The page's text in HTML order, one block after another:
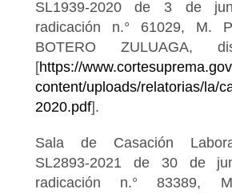
SL1939-2020 de 3 de
radicación n.° 61029, M.
BOTERO ZULUAGA,
[https://
content/uploads/relatorias/la/
2020.pdf].
Sala de Casación
SL2893-2021 de 30 de
radicación n.° 83389,